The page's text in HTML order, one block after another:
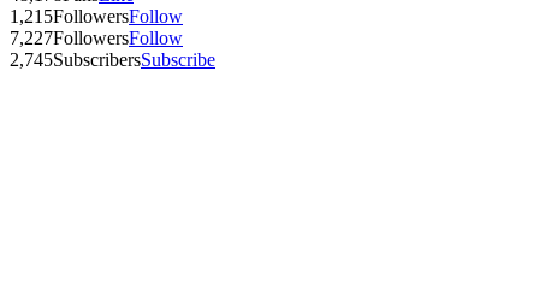
1,215FollowersFollow
7,227FollowersFollow
2,745SubscribersSubscribe